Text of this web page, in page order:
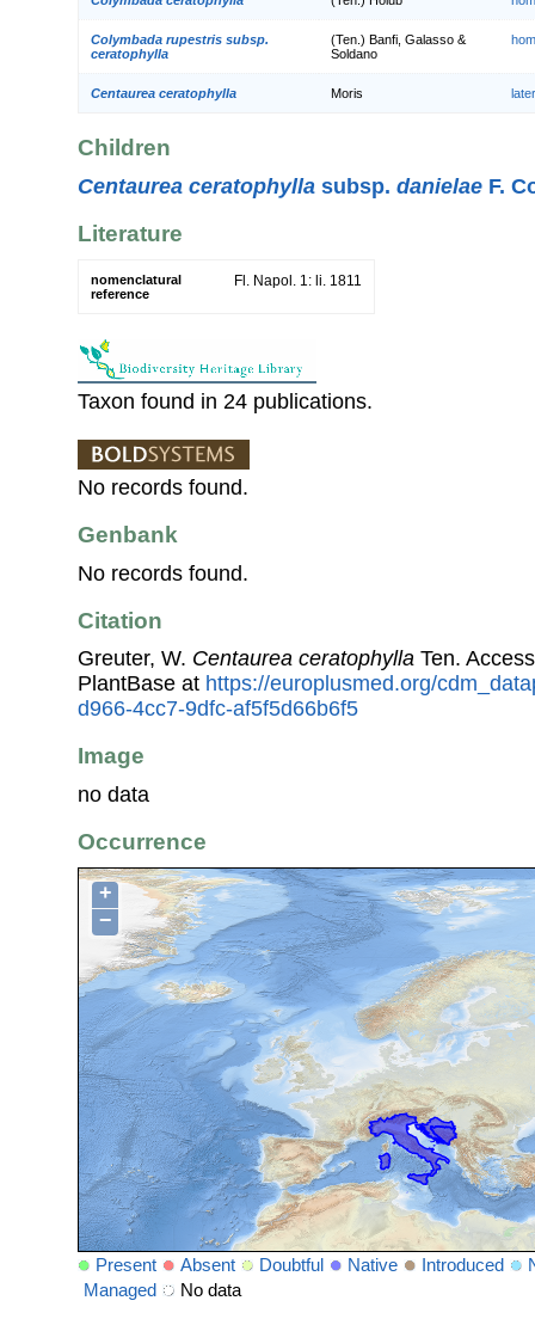
Colymbada rupestris subsp.
ceratophylla
(Ten.) Banfi, Galasso &
Soldano
Centaurea ceratophylla Moris
Children
Centaurea ceratophylla subsp. danielae F.
Literature
nomenclatural
reference
Fl. Napol. 1: li. 1811
Taxon found in 24 publications.
No records found.
Genbank
No records found.
Citation
Greuter, W. Centaurea ceratophylla Ten.
PlantBase at https://europlusmed.org/
d966-4cc7-9dfc-af5f5d66b6f5
Image
no data
Occurrence
+
−
Present Absent Doubtful Native Introduced
Managed
No data